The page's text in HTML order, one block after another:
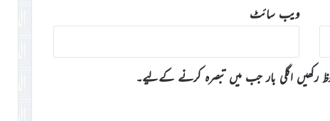
ویب‌ سائٹ
رکھیں اگلی بار جب میں تبصرہ کرنے کےلیے۔